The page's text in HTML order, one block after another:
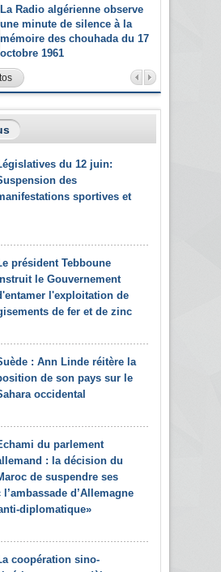
La Radio algérienne observe
une minute de silence à la
mémoire des chouhada du 17
octobre 1961
du 12 juin:
des
sportives et
président Tebboune
le Gouvernement
l'exploitation de
de fer et de zinc
: Ann Linde réitère la
de son pays sur le
occidental
du parlement
: la décision du
de suspendre ses
d’Allemagne
diplomatique»
coopération sino-